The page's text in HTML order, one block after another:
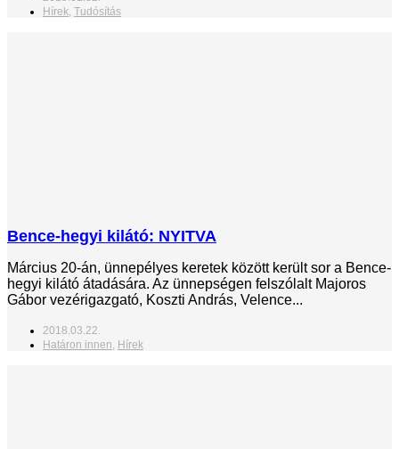
Hírek Tudósítás
Bence-hegyi kilátó: NYITVA
Március 20-án, ünnepélyes keretek között került sor a Bence-
hegyi kilátó átadására. Az ünnepségen felszólalt Majoros
Gábor vezérigazgató, Koszti András, Velence...
2018.03.22.
Határon innen Hírek